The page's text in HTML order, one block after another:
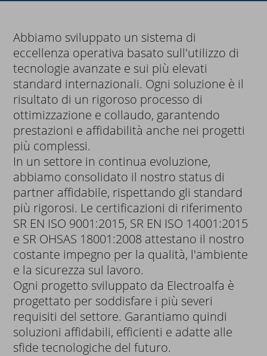
Abbiamo sviluppato un sistema di
eccellenza operativa basato sull'utilizzo di
tecnologie avanzate e sui più elevati
standard internazionali. Ogni soluzione è il
risultato di un rigoroso processo di
ottimizzazione e collaudo, garantendo
prestazioni e affidabilità anche nei progetti
più complessi.
In un settore in continua evoluzione,
abbiamo consolidato il nostro status di
partner affidabile, rispettando gli standard
più rigorosi. Le certificazioni di riferimento
SR EN ISO 9001:2015, SR EN ISO 14001:2015
e SR OHSAS 18001:2008 attestano il nostro
costante impegno per la qualità, l'ambiente
e la sicurezza sul lavoro.
Ogni progetto sviluppato da Electroalfa è
progettato per soddisfare i più severi
requisiti del settore. Garantiamo quindi
soluzioni affidabili, efficienti e adatte alle
sfide tecnologiche del futuro.